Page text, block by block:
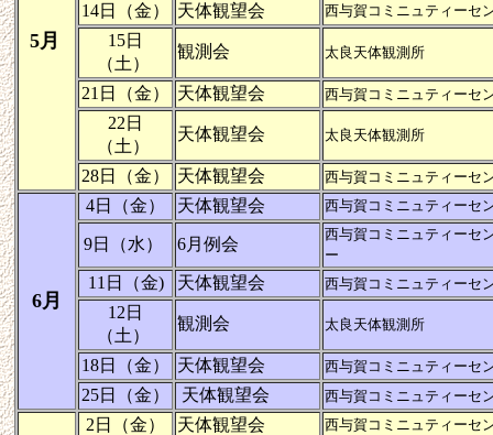
5月
14日（金） 天体観望会 西与賀コミニュティーセ
15日
（土）
観測会 太良天体観測所
21日（金） 天体観望会 西与賀コミニュティーセ
22日
（土）
天体観望会 太良天体観測所
28日（金） 天体観望会 西与賀コミニュティーセ
6月
4日（金） 天体観望会 西与賀コミニュティーセ
9日（水） 6月例会
西与賀コミニュティーセ
ー
11日（金) 天体観望会 西与賀コミニュティーセ
12日
（土）
観測会 太良天体観測所
18日（金） 天体観望会 西与賀コミニュティーセ
25日（金） 天体観望会 西与賀コミニュティーセ
2日（金） 天体観望会 西与賀コミニュティーセ